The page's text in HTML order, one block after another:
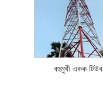
বহুমুখী একক টিউব